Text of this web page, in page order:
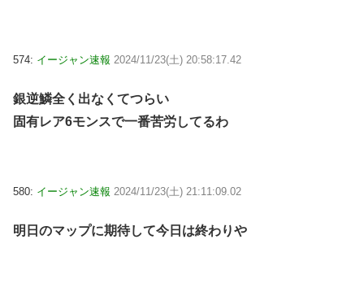
574: イージャン速報 2024/11/23(土) 20:58:17.42
銀逆鱗全く出なくてつらい
固有レア6モンスで一番苦労してるわ
580: イージャン速報 2024/11/23(土) 21:11:09.02
明日のマップに期待して今日は終わりや